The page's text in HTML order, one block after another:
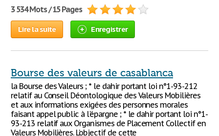
3 534 Mots / 15 Pages
Lire la suite Enregistrer
Bourse des valeurs de casablanca
la Bourse des Valeurs ; * le dahir portant loi n°1-93-212
relatif au Conseil Déontologique des Valeurs Mobilières
et aux informations exigées des personnes morales
faisant appel public à l'épargne ; * le dahir portant loi n°1-
93-213 relatif aux Organismes de Placement Collectif en
Valeurs Mobilières. L’objectif de cette